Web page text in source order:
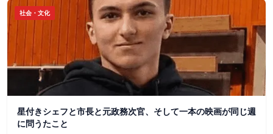
社会・文化
星付きシェフと市長と元政務次官、そして一本の映画が同じ週
に問うたこと